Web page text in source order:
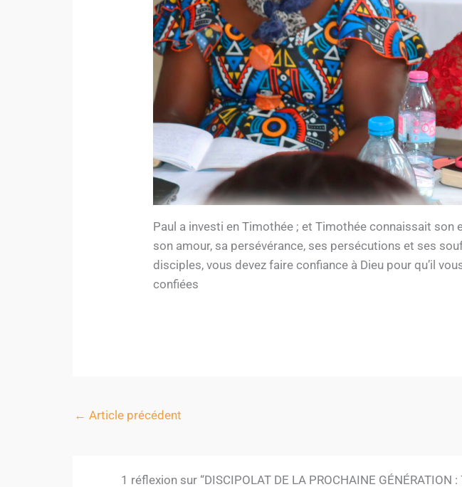
Paul a investi en Timothée ; et Timothée connaissait
son amour, sa persévérance, ses persécutions et ses
disciples, vous devez faire confiance à Dieu pour qu’il
confiées
← Article précédent
1 réflexion sur “DISCIPOLAT DE LA PROCHAINE GÉNÉRATION :